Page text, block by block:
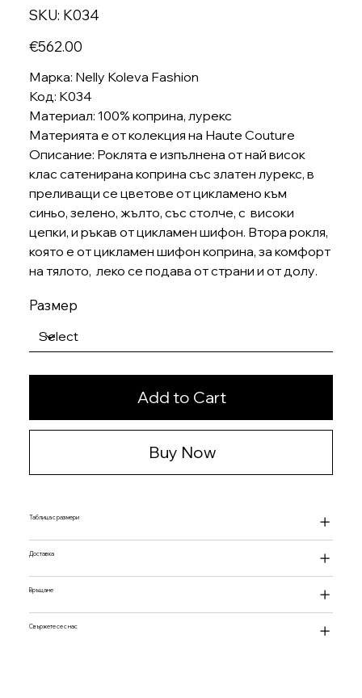
SKU: SKU
K034
K034
Price
€562.00
Марка: Nelly Koleva Fashion
Код: K034
Материал: 100% коприна, лурекс
Материята е от колекция на Haute Couture
Описание: Роклята е изпълнена от най висок
клас сатенирана коприна със златен лурекс, в
преливащи се цветове от цикламено към
синьо, зелено, жълто, със столче, с високи
цепки, и ръкав от цикламен шифон. Втора рокля,
която е от цикламен шифон коприна, за комфорт
на тялото, леко се подава от страни и от долу.
Размер
Add to Cart
Buy Now
Таблица с размери
Доставка
Връщане
Свържете се с нас